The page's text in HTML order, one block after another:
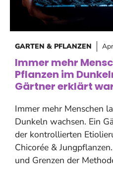
GARTEN & PFLANZEN
Immer mehr
Pflanzen im
Gärtner erklärt
Immer mehr Menschen
Dunkeln wachsen. Ein
der kontrollierten
Chicorée &
und Grenzen der